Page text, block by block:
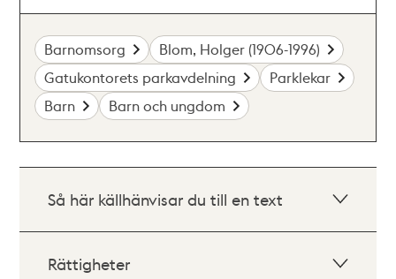
Barnomsorg
Blom, Holger (1906-1996)
Gatukontorets parkavdelning
Parklekar
Barn
Barn och ungdom
Så här källhänvisar du till en text
Rättigheter